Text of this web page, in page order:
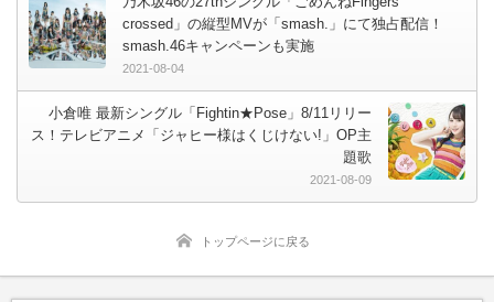
crossed」の縦型MVが「smash.」にて独占配信！
smash.46キャンペーンも実施
2021-08-04
小倉唯 最新シングル「Fightin★Pose」8/11リリー
ス！テレビアニメ「ジャヒー様はくじけない!」OP主
題歌
2021-08-09
トップページに戻る